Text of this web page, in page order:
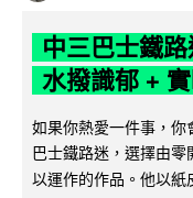
中三巴士鐵
水撥識郁 +
如果你熱愛一件事，你
巴士鐵路迷，選擇由
以運作的作品。他以紙